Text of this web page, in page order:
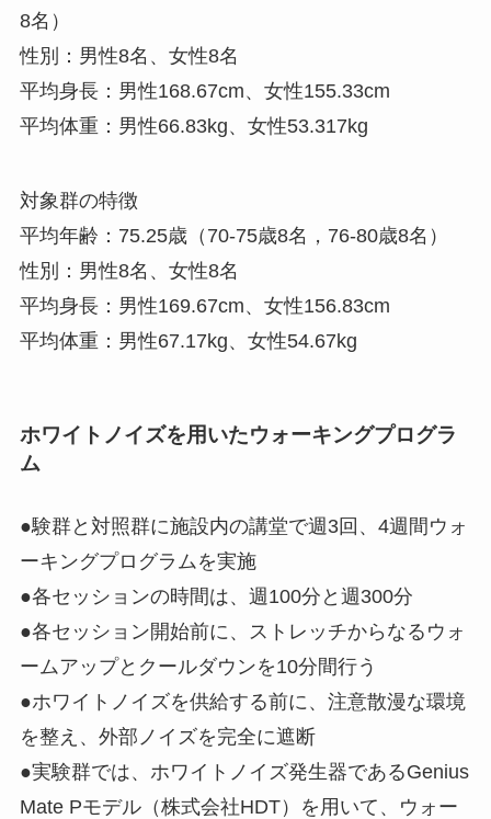
8名）
性別：男性8名、女性8名
平均身長：男性168.67cm、女性155.33cm
平均体重：男性66.83kg、女性53.317kg
対象群の特徴
平均年齢：75.25歳（70-75歳8名，76-80歳8名）
性別：男性8名、女性8名
平均身長：男性169.67cm、女性156.83cm
平均体重：男性67.17kg、女性54.67kg
ホワイトノイズを用いたウォーキングプログラ
ム
●験群と対照群に施設内の講堂で週3回、4週間ウォ
ーキングプログラムを実施
●各セッションの時間は、週100分と週300分
●各セッション開始前に、ストレッチからなるウォ
ームアップとクールダウンを10分間行う
●ホワイトノイズを供給する前に、注意散漫な環境
を整え、外部ノイズを完全に遮断
●実験群では、ホワイトノイズ発生器であるGenius
Mate Pモデル（株式会社HDT）を用いて、ウォー